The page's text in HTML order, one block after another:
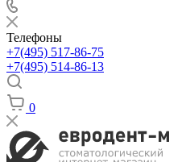
Телефоны
+7(495) 517-86-75
+7(495) 514-86-13
0